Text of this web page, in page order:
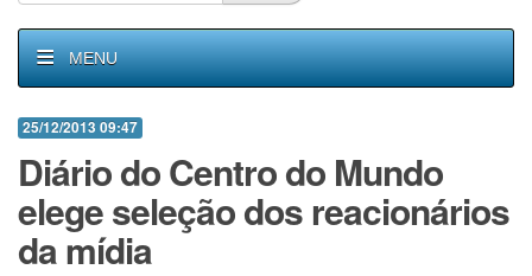
MENU
25/12/2013 09:47
Diário do Centro do Mundo
elege seleção dos reacionários
da mídia